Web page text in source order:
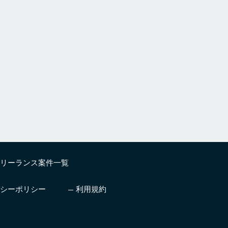
ーランス案件一覧
ーポリシー 利用規約